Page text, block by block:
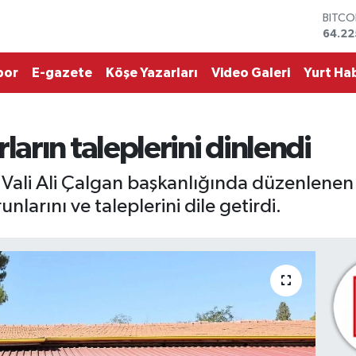
EURO
E-gazete Köşe Yazarları Video Galeri Yurt
taleplerini dinlendi
Ali Çalgan başkanlığında
ve taleplerini dile getirdi.